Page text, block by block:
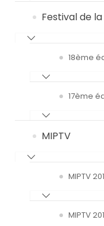
Festival de
18ème
17ème
MIPTV
MIPTV
MIPTV